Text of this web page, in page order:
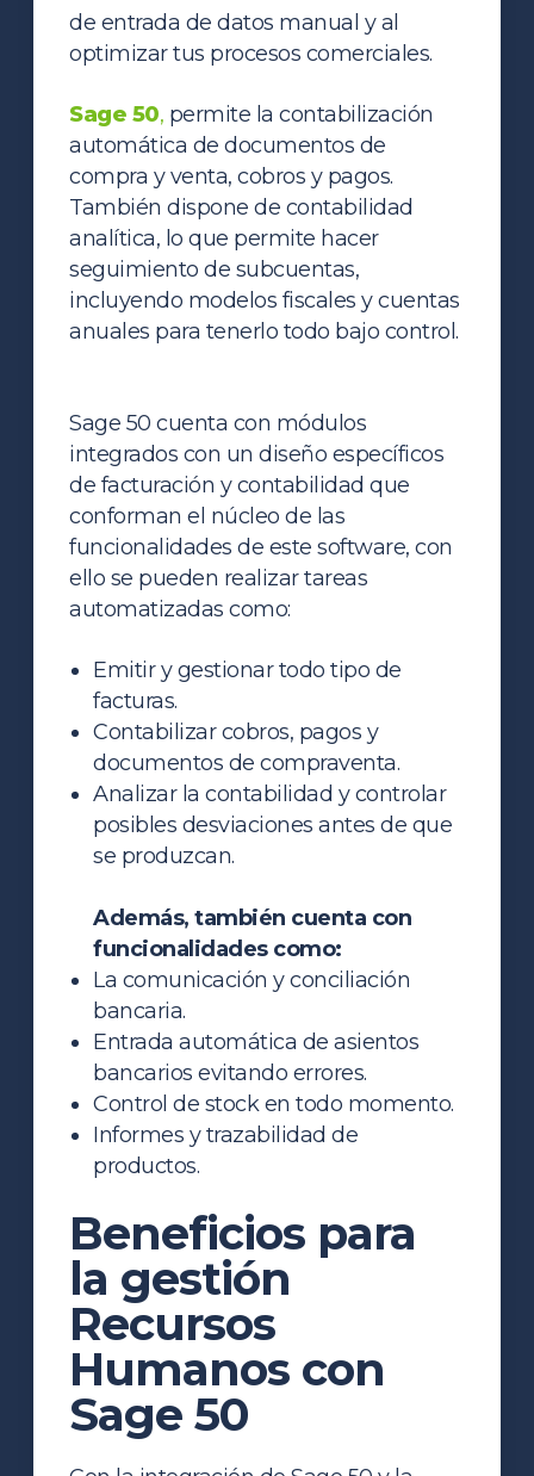
de entrada de datos manual y al
optimizar tus procesos comerciales.
Sage 50, permite la contabilización
automática de documentos de
compra y venta, cobros y pagos.
También dispone de contabilidad
analítica, lo que permite hacer
seguimiento de subcuentas,
incluyendo modelos fiscales y cuentas
anuales para tenerlo todo bajo control.
Sage 50 cuenta con módulos
integrados con un diseño específicos
de facturación y contabilidad que
conforman el núcleo de las
funcionalidades de este software, con
ello se pueden realizar tareas
automatizadas como:
Emitir y gestionar todo tipo de
facturas.
Contabilizar cobros, pagos y
documentos de compraventa.
Analizar la contabilidad y controlar
posibles desviaciones antes de que
se produzcan.
Además, también cuenta con
funcionalidades como:
La comunicación y conciliación
bancaria.
Entrada automática de asientos
bancarios evitando errores.
Control de stock en todo momento.
Informes y trazabilidad de
productos.
Beneficios para
la gestión
Recursos
Humanos con
Sage 50